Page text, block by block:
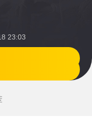
23:03